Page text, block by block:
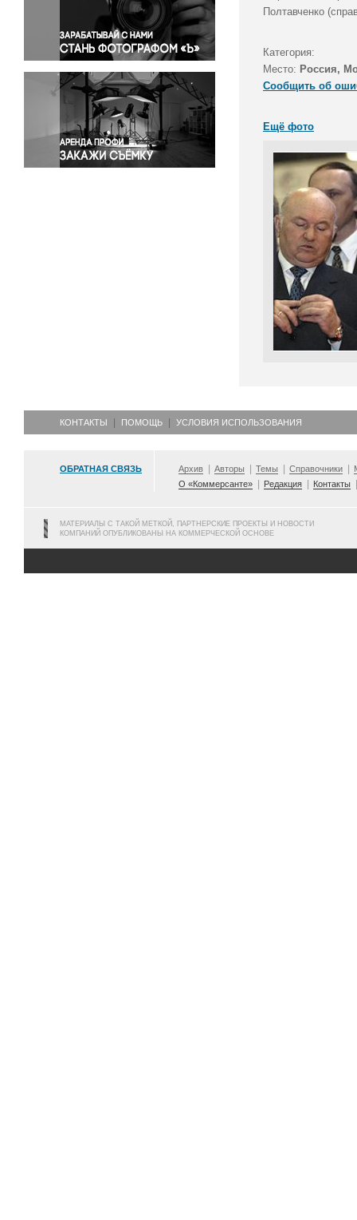
Правосудие
Происшествия и конфликты
Религия
Светская жизнь
Спорт
Экология
Экономика и бизнес
Полтавченко
Категория:
Место: Россия,
Сообщить об
Ещё фото
КОНТАКТЫ ПОМОЩЬ УСЛОВИЯ ИСПОЛЬЗОВАНИЯ
ОБРАТНАЯ СВЯЗЬ Архив Авторы Темы Справочники
О «Коммерсанте»
Редакция Контакты
МАТЕРИАЛЫ С ТАКОЙ МЕТКОЙ, ПАРТНЕРСКИЕ ПРОЕКТЫ И НОВОСТИ
КОМПАНИЙ ОПУБЛИКОВАНЫ НА КОММЕРЧЕСКОЙ ОСНОВЕ